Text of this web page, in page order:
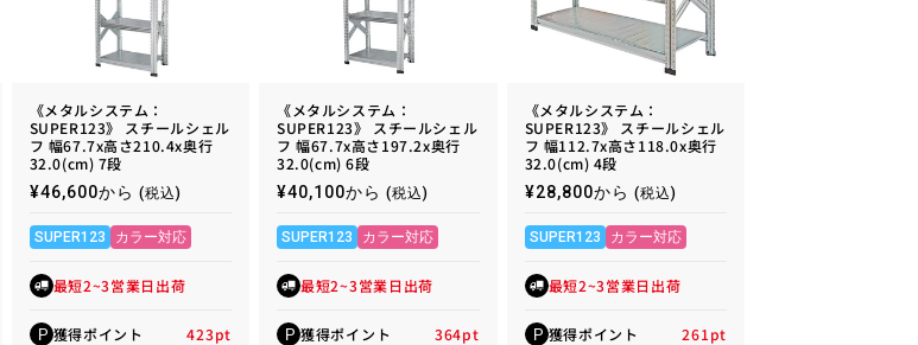
《メタルシステム：
SUPER123》 スチールシェル
フ 幅67.7x高さ210.4x奥行
32.0(cm) 7段
通
価
格
¥46,600から (税込)
SUPER123 カラー対応
最短2~3営業日出荷
P 獲得ポイント 423pt
《メタルシステム：
SUPER123》 スチールシェル
フ 幅67.7x高さ197.2x奥行
32.0(cm) 6段
通
価
格
¥40,100から (税込)
SUPER123 カラー対応
最短2~3営業日出荷
P 獲得ポイント 364pt
《メタルシステム：
SUPER123》 スチールシェル
フ 幅112.7x高さ118.0x奥行
32.0(cm) 4段
通
価
格
¥28,800から (税込)
SUPER123 カラー対応
最短2~3営業日出荷
P 獲得ポイント 261pt